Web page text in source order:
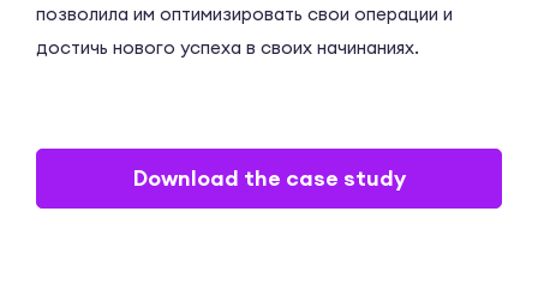
позволила им оптимизировать свои операции и
достичь нового успеха в своих начинаниях.
Download the case study